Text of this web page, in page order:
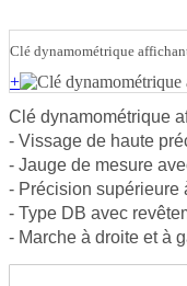
Clé dynamométrique
+
Clé dynamométrique
- Vissage de haute
- Jauge de mesure
- Précision supérieure
- Type DB avec
- Marche à droite et à